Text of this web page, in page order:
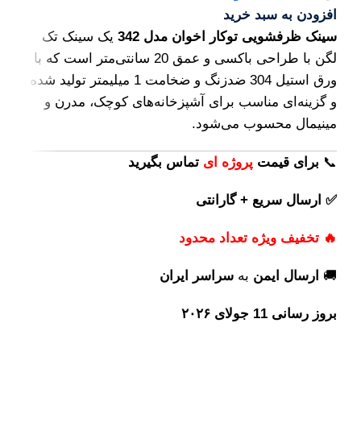
افزودن به سبد خرید
سینک ظرفشویی توکار اخوان مدل 342
یک سینک تک
لگن با طراحی باکسی و عمق 20 سانتی‌متر است که با
ورق استیل 304 ضدزنگ و ضخامت 1 میلیمتر تولید شده
و گزینه‌ای مناسب برای آشپزخانه‌های کوچک، مدرن و
مینیمال محسوب می‌شود.
📞 برای قیمت پروژه ای تماس بگیرید
✅ ارسال سریع + گارانتی
🔥 تخفیف ویژه تعداد محدود
🚚 ارسال ایمن به سراسر ایران
بروز رسانی 11 جولای ۲۰۲۶